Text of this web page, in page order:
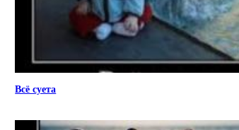
Всё суета